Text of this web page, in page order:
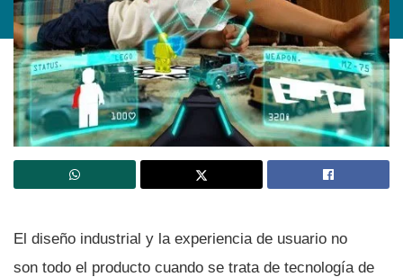
El diseño industrial y la experiencia de usuario no
son todo el producto cuando se trata de tecnologí­a de